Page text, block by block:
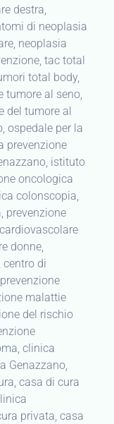
destra,
di neoplasia
neoplasia
tac total
total body,
tumore al seno,
del tumore al
ospedale per la
prevenzione
istituto
oncologica
colonscopia,
prevenzione
donne,
centro di
malattie
del rischio
clinica
Genazzano,
casa di cura
privata, casa